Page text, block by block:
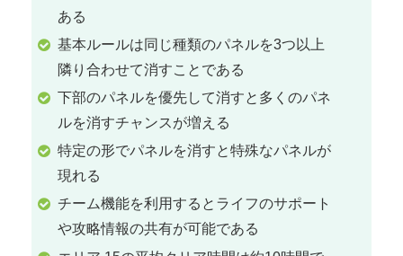
ある
基本ルールは同じ種類のパネルを3つ以上
隣り合わせて消すことである
下部のパネルを優先して消すと多くのパネ
ルを消すチャンスが増える
特定の形でパネルを消すと特殊なパネルが
現れる
チーム機能を利用するとライフのサポート
や攻略情報の共有が可能である